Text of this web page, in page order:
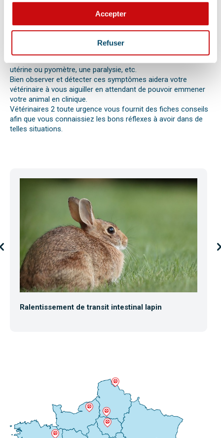
Accepter
Refuser
Différentes causes peuvent être à l’origine d’une urgence pour
votre compagnon. Il peut s’agir en effet d’un épillet, d’une
réaction allergique avec œdème de Quincke, d’une intoxication
utérine ou pyomètre, une paralysie, etc.
Bien observer et détecter ces symptômes aidera votre
vétérinaire à vous aiguiller en attendant de pouvoir emmener
votre animal en clinique.
Vétérinaires 2 toute urgence vous fournit des fiches conseils
afin que vous connaissiez les bons réflexes à avoir dans de
telles situations.
Ralentissement de transit intestinal lapin